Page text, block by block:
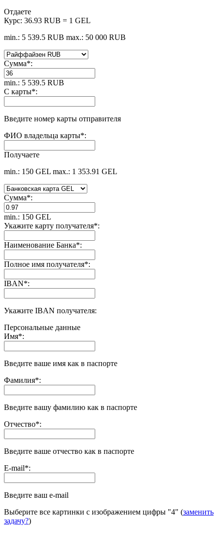
Отдаете
Курс: 36.93 RUB = 1 GEL
min.: 5 539.5 RUB max.: 50 000 RUB
Сумма*:
min.: 5 539.5 RUB
С карты*:
Введите номер карты отправителя
ФИО владельца карты*:
Получаете
min.: 150 GEL max.: 1 353.91 GEL
Сумма*:
min.: 150 GEL
Укажите карту получателя*:
Наименование Банка*:
Полное имя получателя*:
IBAN*:
Укажите IBAN получателя:
Персональные данные
Имя*:
Введите ваше имя как в паспорте
Фамилия*:
Введите вашу фамилию как в паспорте
Отчество*:
Введите ваше отчество как в паспорте
E-mail*:
Введите ваш e-mail
Выберите все картинки с изображением цифры "4" (заменить
задачу?)